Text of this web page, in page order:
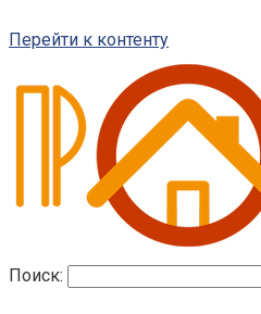
Перейти к контенту
Поиск: